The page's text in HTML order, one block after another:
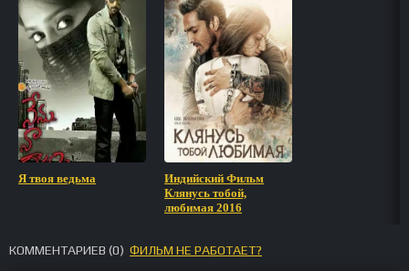
Я твоя ведьма
Индийский Фильм
Клянусь тобой,
любимая 2016
КОММЕНТАРИЕВ (0) ФИЛЬМ НЕ РАБОТАЕТ?